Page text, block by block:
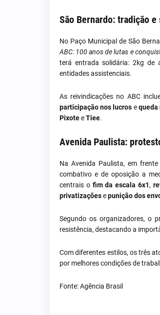
São Bernardo: tradição
No Paço Municipal de São
ABC: 100 anos de lutas e
terá entrada solidária: 2kg de
entidades assistenciais.
As reivindicações no ABC
participação nos lucros equeda
PixoteeTiee.
Avenida Paulista:
Na Avenida Paulista, em
combativo e de oposição a
centrais o fim da escala 6x1,
privatizaçõesepunição dos
Segundo os organizadores, o
resistência, destacando a
Com diferentes estilos, os três
por melhores condições de
Fonte: Agência Brasil